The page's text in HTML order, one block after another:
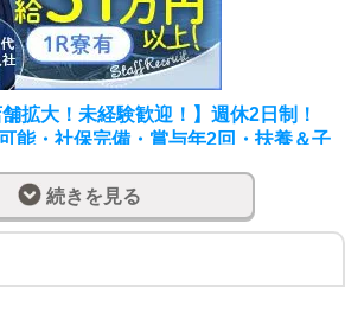
拡大！未経験歓迎！】週休2日制！
能・社保完備・賞与年2回・扶養＆子
会社に入りませんか？】
ことなく、収入UPを狙えます。
をして稼ぐといった流れが当たり前
しっかり休みを取った上で、稼いで
続きを見る